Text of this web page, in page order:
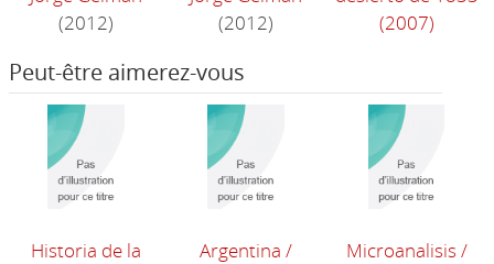
(2012)
(2012)
(2007)
Peut-être aimerez-vous
Historia de la
Argentina /
Microanalisis /